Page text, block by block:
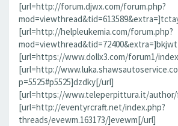
[url=http://forum.djwx.com/forum.php?
[url=http://helpleukemia.com/forum.php?
[url=https://www.dollx3.com/forum1/
[url=http://
p=5525#p5525]dzdky[/url]
[url=https://www.teleperpittura.it/
[url=http://eventyrcraft.net/index.php?
threads/evewm.163173/]evewm[/url]